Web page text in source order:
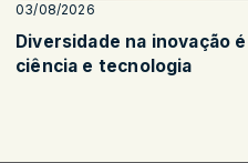
03/08/2026
Diversidade na inovação
ciência e tecnologia